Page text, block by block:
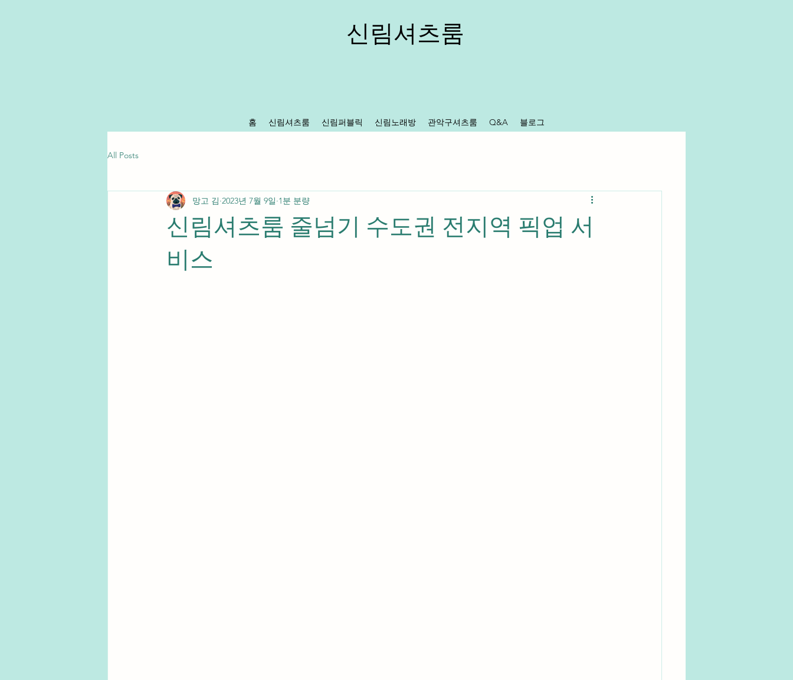
신림셔츠룸
홈 신림셔츠룸 신림퍼블릭 신림노래방 관악구셔츠룸 Q&A 블로그
All Posts
신림셔츠룸 줄넘기 수도권 전지역 픽업 서
비스
망고 김 2023년 7월 9일 1분 분량